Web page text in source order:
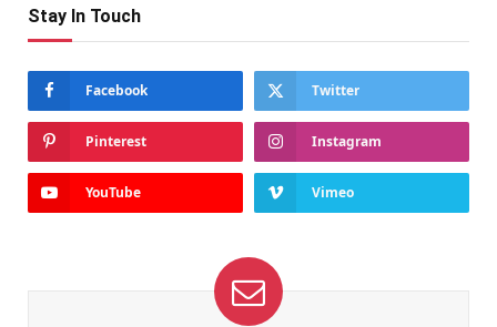
Stay In Touch
Facebook Twitter
Pinterest Instagram
YouTube Vimeo